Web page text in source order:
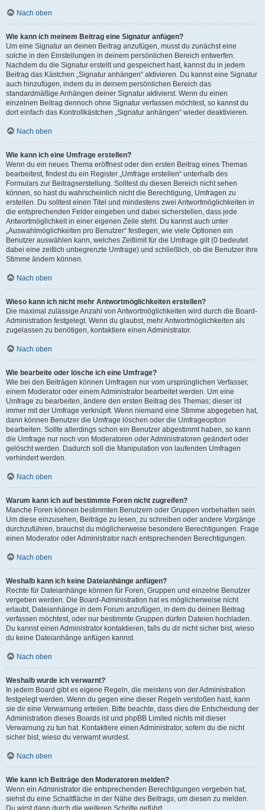
Nach oben
Wie kann ich meinem Beitrag eine Signatur anfügen?
Um eine Signatur an deinen Beitrag anzufügen, musst du zunächst eine
solche in den Einstellungen in deinem persönlichen Bereich entwerfen.
Nachdem du die Signatur erstellt und gespeichert hast, kannst du in jedem
Beitrag das Kästchen „Signatur anhängen“ aktivieren. Du kannst eine Signatur
auch hinzufügen, indem du in deinem persönlichen Bereich das
standardmäßige Anhängen deiner Signatur aktivierst. Wenn du einen
einzelnen Beitrag dennoch ohne Signatur verfassen möchtest, so kannst du
dort einfach das Kontrollkästchen „Signatur anhängen“ wieder deaktivieren.
Nach oben
Wie kann ich eine Umfrage erstellen?
Wenn du ein neues Thema eröffnest oder den ersten Beitrag eines Themas
bearbeitest, findest du ein Register „Umfrage erstellen“ unterhalb des
Formulars zur Beitragserstellung. Solltest du diesen Bereich nicht sehen
können, so hast du wahrscheinlich nicht die Berechtigung, Umfragen zu
erstellen. Du solltest einen Titel und mindestens zwei Antwortmöglichkeiten in
die entsprechenden Felder eingeben und dabei sicherstellen, dass jede
Antwortmöglichkeit in einer eigenen Zeile steht. Du kannst auch unter
„Auswahlmöglichkeiten pro Benutzer“ festlegen, wie viele Optionen ein
Benutzer auswählen kann, welches Zeitlimit für die Umfrage gilt (0 bedeutet
dabei eine zeitlich unbegrenzte Umfrage) und schließlich, ob die Benutzer ihre
Stimme ändern können.
Nach oben
Wieso kann ich nicht mehr Antwortmöglichkeiten erstellen?
Die maximal zulässige Anzahl von Antwortmöglichkeiten wird durch die Board-
Administration festgelegt. Wenn du glaubst, mehr Antwortmöglichkeiten als
zugelassen zu benötigen, kontaktiere einen Administrator.
Nach oben
Wie bearbeite oder lösche ich eine Umfrage?
Wie bei den Beiträgen können Umfragen nur vom ursprünglichen Verfasser,
einem Moderator oder einem Administrator bearbeitet werden. Um eine
Umfrage zu bearbeiten, ändere den ersten Beitrag des Themas; dieser ist
immer mit der Umfrage verknüpft. Wenn niemand eine Stimme abgegeben hat,
dann können Benutzer die Umfrage löschen oder die Umfrageoption
bearbeiten. Sollte allerdings schon ein Benutzer abgestimmt haben, so kann
die Umfrage nur noch von Moderatoren oder Administratoren geändert oder
gelöscht werden. Dadurch soll die Manipulation von laufenden Umfragen
verhindert werden.
Nach oben
Warum kann ich auf bestimmte Foren nicht zugreifen?
Manche Foren können bestimmten Benutzern oder Gruppen vorbehalten sein.
Um diese einzusehen, Beiträge zu lesen, zu schreiben oder andere Vorgänge
durchzuführen, brauchst du möglicherweise besondere Berechtigungen. Frage
einen Moderator oder Administrator nach entsprechenden Berechtigungen.
Nach oben
Weshalb kann ich keine Dateianhänge anfügen?
Rechte für Dateianhänge können für Foren, Gruppen und einzelne Benutzer
vergeben werden. Die Board-Administration hat es möglicherweise nicht
erlaubt, Dateianhänge in dem Forum anzufügen, in dem du deinen Beitrag
verfassen möchtest, oder nur bestimmte Gruppen dürfen Dateien hochladen.
Du kannst einen Administrator kontaktieren, falls du dir nicht sicher bist, wieso
du keine Dateianhänge anfügen kannst.
Nach oben
Weshalb wurde ich verwarnt?
In jedem Board gibt es eigene Regeln, die meistens von der Administration
festgelegt werden. Wenn du gegen eine dieser Regeln verstoßen hast, kann
sie dir eine Verwarnung erteilen. Bitte beachte, dass dies die Entscheidung der
Administration dieses Boards ist und phpBB Limited nichts mit dieser
Verwarnung zu tun hat. Kontaktiere einen Administrator, sofern du die nicht
sicher bist, wieso du verwarnt wurdest.
Nach oben
Wie kann ich Beiträge den Moderatoren melden?
Wenn ein Administrator die entsprechenden Berechtigungen vergeben hat,
siehst du eine Schaltfläche in der Nähe des Beitrags, um diesen zu melden.
Du wirst dann durch die weiteren Schritte geführt.